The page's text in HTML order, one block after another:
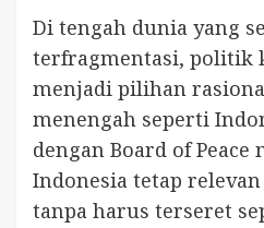
Di tengah dunia yang
terfragmentasi, politik
menjadi pilihan
menengah seperti
dengan Board of
Indonesia tetap
tanpa harus terseret